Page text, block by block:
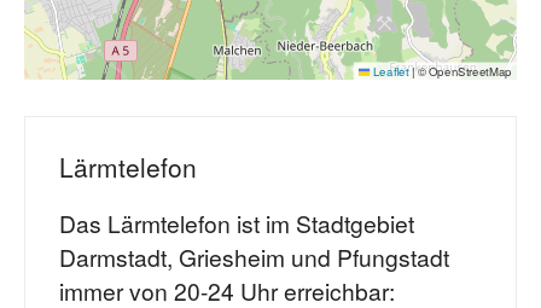
Leaflet|© OpenStreetMap
Lärmtelefon
Das Lärmtelefon ist im Stadtgebiet
Darmstadt, Griesheim und Pfungstadt
immer von 20-24 Uhr erreichbar: